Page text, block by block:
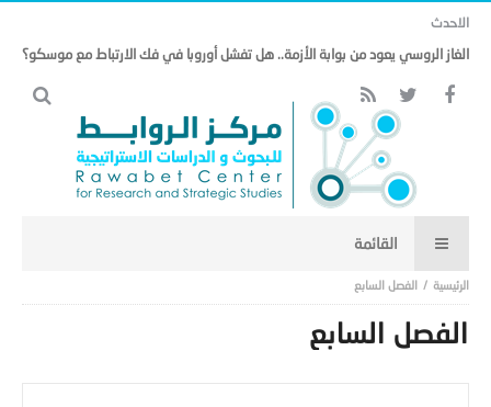
الاحدث
الغاز الروسي يعود من بوابة الأزمة.. هل تفشل أوروبا في فك الارتباط مع موسكو؟
الفصل السابع
الفصل السابع